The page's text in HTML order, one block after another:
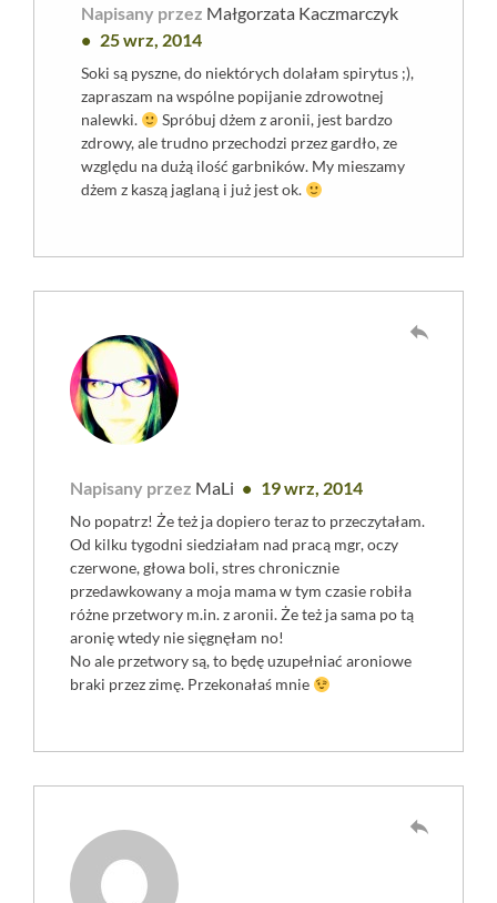
Napisany przez Małgorzata Kaczmarczyk
25 wrz, 2014
Soki są pyszne, do niektórych dolałam spirytus ;),
zapraszam na wspólne popijanie zdrowotnej
nalewki.
Spróbuj dżem z aronii, jest bardzo
zdrowy, ale trudno przechodzi przez gardło, ze
względu na dużą ilość garbników. My mieszamy
dżem z kaszą jaglaną i już jest ok.
Napisany przez MaLi 19 wrz, 2014
No popatrz! Że też ja dopiero teraz to przeczytałam.
Od kilku tygodni siedziałam nad pracą mgr, oczy
czerwone, głowa boli, stres chronicznie
przedawkowany a moja mama w tym czasie robiła
różne przetwory m.in. z aronii. Że też ja sama po tą
aronię wtedy nie sięgnęłam no!
No ale przetwory są, to będę uzupełniać aroniowe
braki przez zimę. Przekonałaś mnie
reply
reply